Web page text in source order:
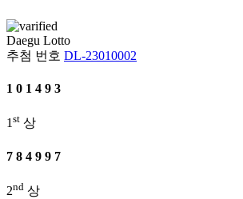
Daegu Lotto
추첨 번호 DL-23010002
1 0 1 4 9 3
1st 상
7 8 4 9 9 7
2nd 상